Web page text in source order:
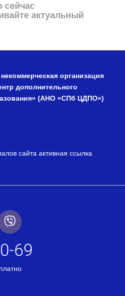
сейчас
актуальный
организация
дополнительного
(АНО «СПб ЦДПО»)
сайта активная ссылка
69